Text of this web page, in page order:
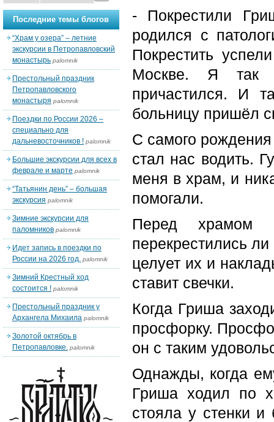
- Покрестили
родился с
Покрестить
Москве. Я так
причастился. И
больницу пришёл
С самого
стал нас водить.
меня в храм, и
помогали.
Перед храмом
перекрестились
целует их и
ставит свечки.
Когда Гриша
просфорку.
он с таким
Однажды, когда
Гриша ходил по
стояла у стенки
Последние темы блогов
“Храм у озера” – летние
экскурсии в Петропавловский
монастырь palomnik
Престольный праздник
Петропавловского
монастыря palomnik
Поездки по России 2026 –
специально для
дальневосточников ! palomnik
Большие экскурсии для всех в
феврале и марте palomnik
“Татьянин день” – большая
экскурсия palomnik
Зимние экскурсии для
паломников palomnik
Идет запись в поездки по
России на 2026 год. palomnik
Зимний Крестный ход
состоится ! palomnik
Престольный праздник у
Архангела Михаила palomnik
Золотой октябрь в
Петропавловке. palomnik